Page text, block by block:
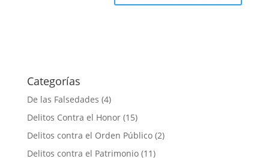
Categorías
De las Falsedades (4)
Delitos Contra el Honor(15)
Delitos contra el Orden Público(2)
Delitos contra el Patrimonio(11)